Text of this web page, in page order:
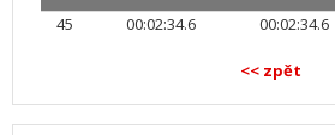
45
00:02:34.6 00:02:34.6
<< zpět